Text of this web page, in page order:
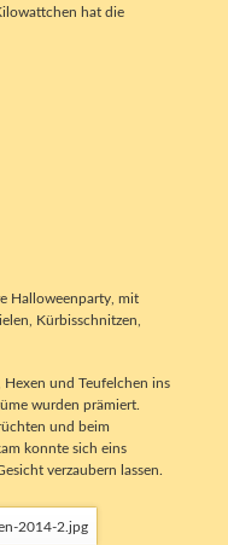
hat die
Halloweenparty, mit
Kürbisschnitzen,
Hexen und Teufelchen ins
wurden prämiert.
und beim
konnte sich eins
verzaubern lassen.